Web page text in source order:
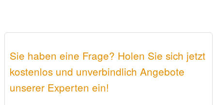
Sie haben eine Frage? Holen Sie sich jetzt
kostenlos und unverbindlich Angebote
unserer Experten ein!